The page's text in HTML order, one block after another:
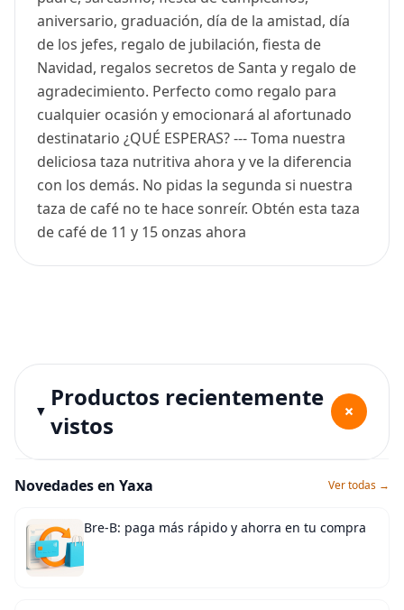
aniversario, graduación, día de la amistad, día
de los jefes, regalo de jubilación, fiesta de
Navidad, regalos secretos de Santa y regalo de
agradecimiento. Perfecto como regalo para
cualquier ocasión y emocionará al afortunado
destinatario ¿QUÉ ESPERAS? --- Toma nuestra
deliciosa taza nutritiva ahora y ve la diferencia
con los demás. No pidas la segunda si nuestra
taza de café no te hace sonreír. Obtén esta taza
de café de 11 y 15 onzas ahora
Productos recientemente
vistos
+
Novedades en Yaxa Ver todas →
Bre-B: paga más rápido y ahorra en tu compra